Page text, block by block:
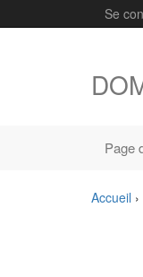
Se
Page
Accueil ›